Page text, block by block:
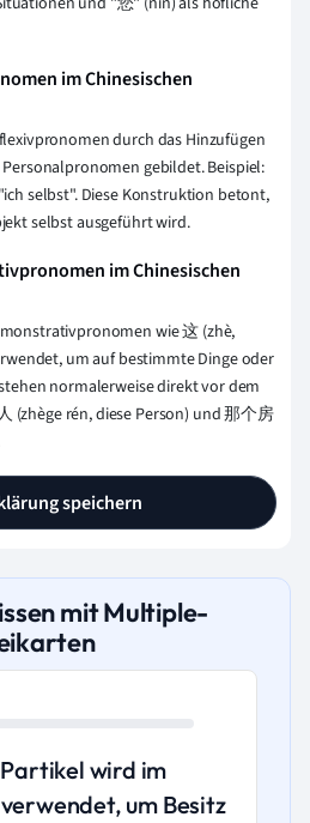
im Chinesischen
durch das Hinzufügen
gebildet. Beispiel:
selbst". Diese Konstruktion betont,
selbst ausgeführt wird.
im Chinesischen
wie 这 (zhè,
um auf bestimmte Dinge oder
normalerweise direkt vor dem
(zhège rén, diese Person) und 那个房
speichern
mit Multiple-
wird im
um Besitz